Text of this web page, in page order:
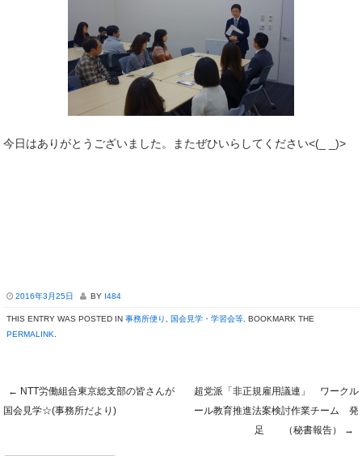
今日はありがとうございました。またぜひいらしてください<(_ _)>
2016年3月25日 BY I484
THIS ENTRY WAS POSTED IN 事務所便り 国会見学・学習会等 . BOOKMARK THE
PERMALINK
Post navigation
← NTT労働組合東京総支部の皆さんが
国会見学☆(事務所だより)
超党派「非正規雇用議連」 ワークル
ール教育推進法案検討作業チーム 発
足 （秘書報告）
→